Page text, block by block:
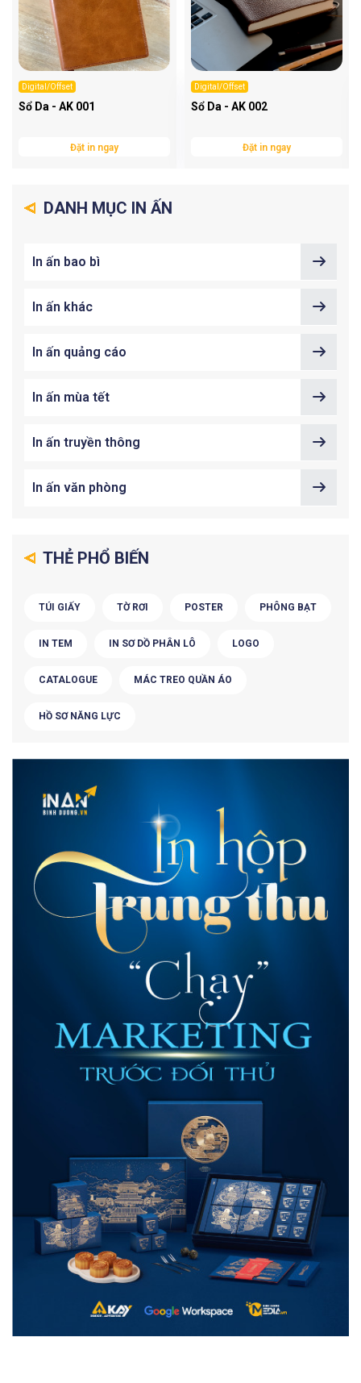
Digital/Offset
Sổ Da - AK 001
Đặt in ngay
Digital/Offset
Sổ Da - AK 002
Đặt in ngay
DANH MỤC IN ẤN
In ấn bao bì
In ấn khác
In ấn quảng cáo
In ấn mùa tết
In ấn truyền thông
In ấn văn phòng
THẺ PHỔ BIẾN
TÚI GIẤY TỜ RƠI POSTER PHÔNG BẠT
IN TEM IN SƠ DỒ PHÂN LÔ LOGO
CATALOGUE MÁC TREO QUẦN ÁO
HỒ SƠ NĂNG LỰC